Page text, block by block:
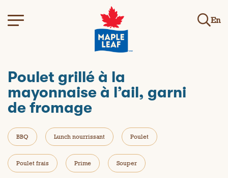
En
Poulet grillé à la
mayonnaise à l’ail, garni
de fromage
BBQ Lunch nourrissant Poulet
Poulet frais Prime Souper